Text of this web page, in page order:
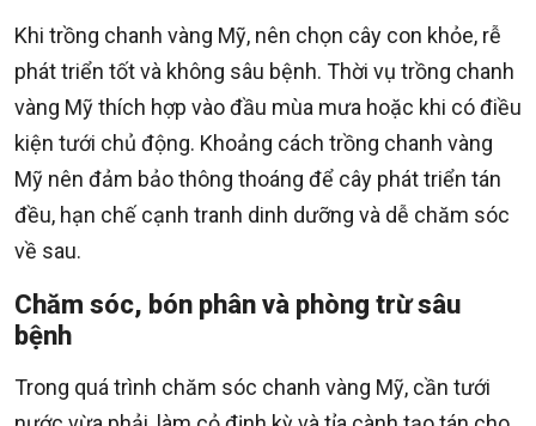
Khi trồng chanh vàng Mỹ, nên chọn cây con khỏe, rễ
phát triển tốt và không sâu bệnh. Thời vụ trồng chanh
vàng Mỹ thích hợp vào đầu mùa mưa hoặc khi có điều
kiện tưới chủ động. Khoảng cách trồng chanh vàng
Mỹ nên đảm bảo thông thoáng để cây phát triển tán
đều, hạn chế cạnh tranh dinh dưỡng và dễ chăm sóc
về sau.
Chăm sóc, bón phân và phòng trừ sâu
bệnh
Trong quá trình chăm sóc chanh vàng Mỹ, cần tưới